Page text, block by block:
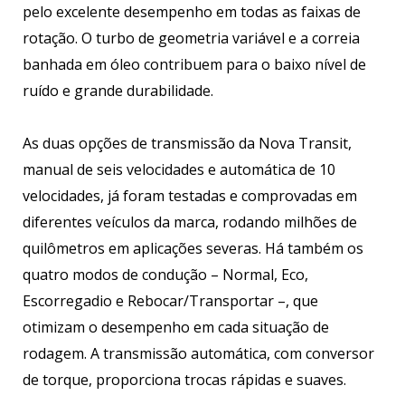
pelo excelente desempenho em todas as faixas de
rotação. O turbo de geometria variável e a correia
banhada em óleo contribuem para o baixo nível de
ruído e grande durabilidade.
As duas opções de transmissão da Nova Transit,
manual de seis velocidades e automática de 10
velocidades, já foram testadas e comprovadas em
diferentes veículos da marca, rodando milhões de
quilômetros em aplicações severas. Há também os
quatro modos de condução – Normal, Eco,
Escorregadio e Rebocar/Transportar –, que
otimizam o desempenho em cada situação de
rodagem. A transmissão automática, com conversor
de torque, proporciona trocas rápidas e suaves.